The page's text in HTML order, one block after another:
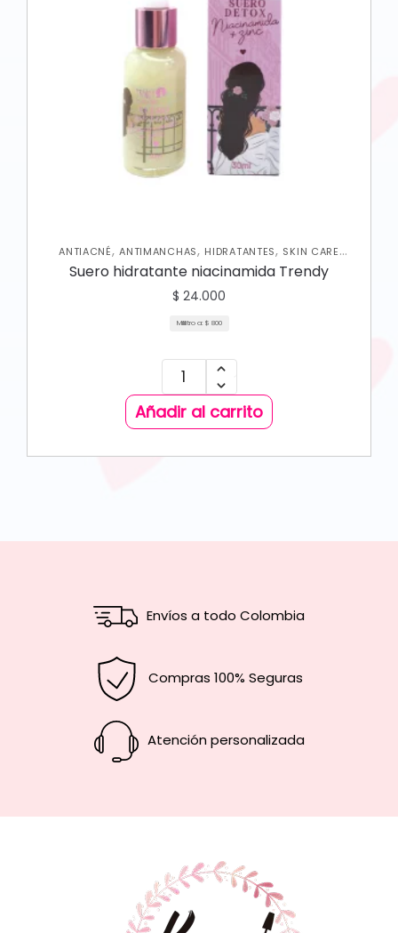
ANTIACNÉ,ANTIMANCHAS, HIDRATANTES, SKIN CARE
FACIAL
Suero hidratante niacinamida Trendy
$ 24.000
Mililitro a: $ 800
Añadir al carrito
Envíos a todo Colombia
Compras 100% Seguras
Atención personalizada